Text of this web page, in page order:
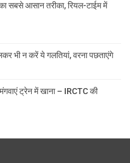
सबसे आसान तरीका, रियल-टाईम में
भी न करें ये गलतियां, वरना पछताएंगे
ट्रेन में खाना – IRCTC की